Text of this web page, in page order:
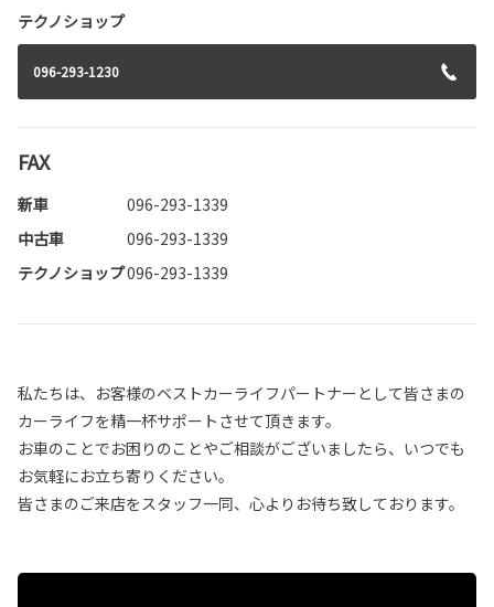
テクノショップ
096-293-1230
FAX
新車
096-293-1339
中古車
096-293-1339
テクノショップ096-293-1339
私たちは、お客様のベストカーライフパートナーとして皆さまの
カーライフを精一杯サポートさせて頂きます。
お車のことでお困りのことやご相談がございましたら、いつでも
お気軽にお立ち寄りください。
皆さまのご来店をスタッフ一同、心よりお待ち致しております。